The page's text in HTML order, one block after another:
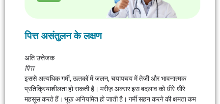
पित्त असंतुलन के लक्षण
अति उत्तेजक
पित्त
इससे अत्यधिक गर्मी, ऊतकों में जलन, चयापचय में तेजी और भावनात्मक
प्रतिक्रियाशीलता हो सकती है। मरीज़ अक्सर इस बदलाव को धीरे-धीरे
महसूस करते हैं। भूख अनियमित हो जाती है। गर्मी सहन करने की क्षमता कम